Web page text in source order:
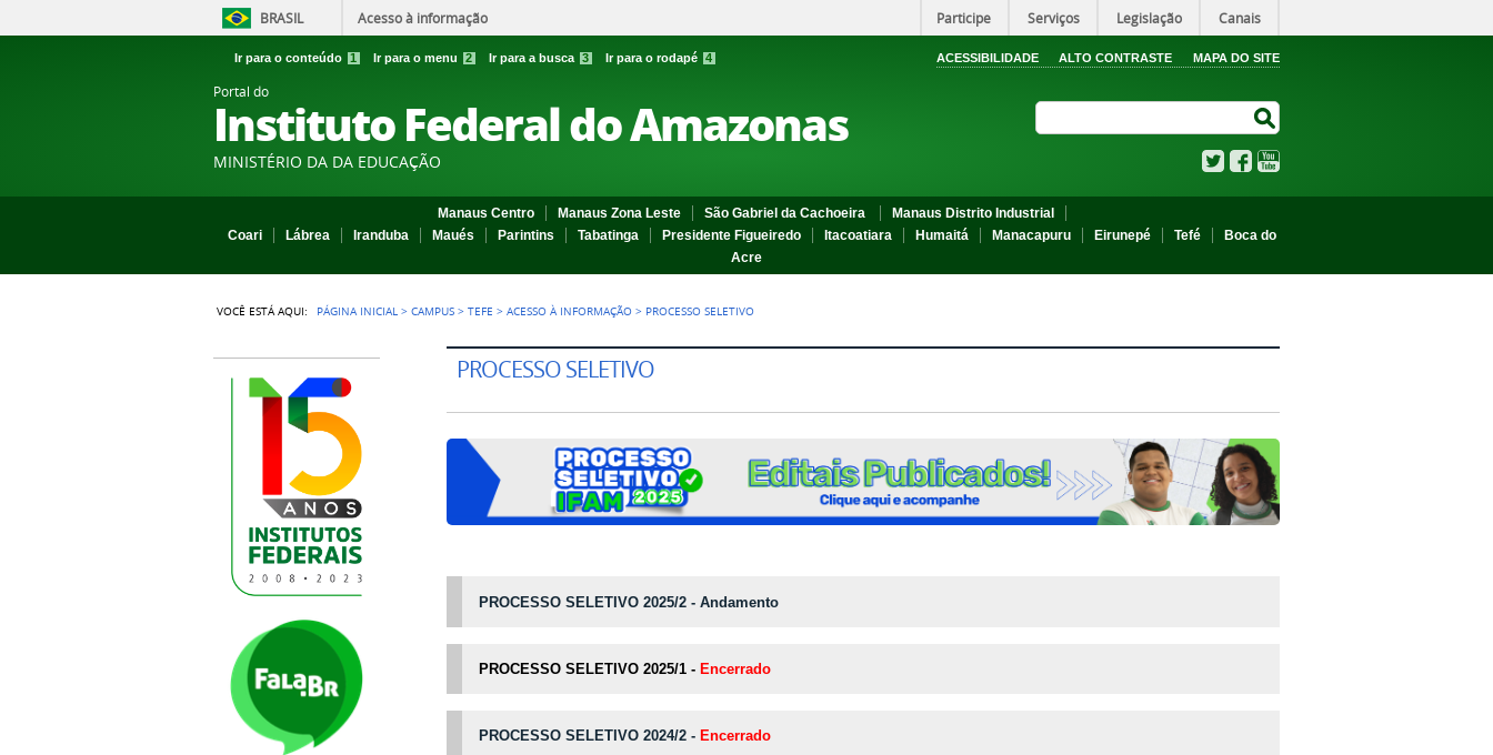
BRASIL Acesso à informação Participe Serviços Legislação Canais
Ir para o conteúdo 1 Ir para o menu 2 Ir para a busca 3 Ir para o rodapé 4 ACESSIBILIDADE ALTO CONTRASTE MAPA DO SITE
Portal do
Instituto Federal do Amazonas
MINISTÉRIO DA DA EDUCAÇÃO TwitterFacebook
Manaus Centro Manaus Zona Leste São Gabriel da Cachoeira
Manaus Distrito Industrial
Coari
Lábrea Iranduba Maués Parintins Tabatinga Presidente Figueiredo Itacoatiara Humaitá Manacapuru Eirunepé Tefé
Boca do
Acre
VOCÊ ESTÁ AQUI: PÁGINA INICIAL >CAMPUS >TEFE >ACESSO À INFORMAÇÃO > PROCESSO SELETIVO
PROCESSO SELETIVO
PROCESSO SELETIVO 2025/2 - Andamento
PROCESSO SELETIVO 2025/1- Encerrado
PROCESSO SELETIVO 2024/2- Encerrado